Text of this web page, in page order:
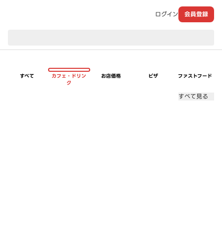
ログイン 会員登録
すべて
カフェ・ドリン
ク
お店価格 ピザ ファストフード
すべて見る